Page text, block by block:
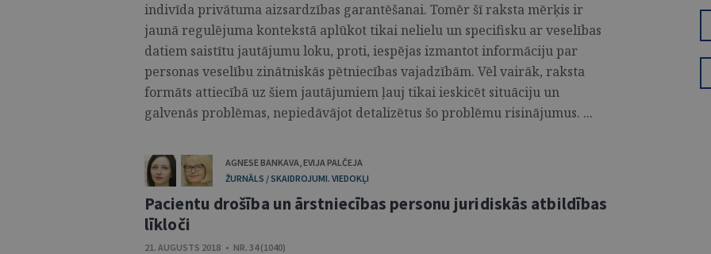
indivīda privātuma aizsardzības garantēšanai. Tomēr šī raksta mērķis ir
jaunā regulējuma kontekstā aplūkot tikai nelielu un specifisku ar veselības
datiem saistītu jautājumu loku, proti, iespējas izmantot informāciju par
personas veselību zinātniskās pētniecības vajadzībām. Vēl vairāk, raksta
formāts attiecībā uz šiem jautājumiem ļauj tikai ieskicēt situāciju un
galvenās problēmas, nepiedāvājot detalizētus šo problēmu risinājumus. ...
AGNESE BANKAVA,EVIJA PALČEJA
ŽURNĀLS / SKAIDROJUMI. VIEDOKĻI
Pacientu drošība un ārstniecības personu juridiskās atbildības
līkloči
21. AUGUSTS 2018 • NR. 34 (1040)